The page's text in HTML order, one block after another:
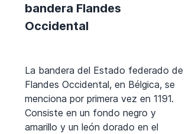
bandera Flandes
Occidental
La bandera del Estado federado de
Flandes Occidental, en Bélgica, se
menciona por primera vez en 1191.
Consiste en un fondo negro y
amarillo y un león dorado en el